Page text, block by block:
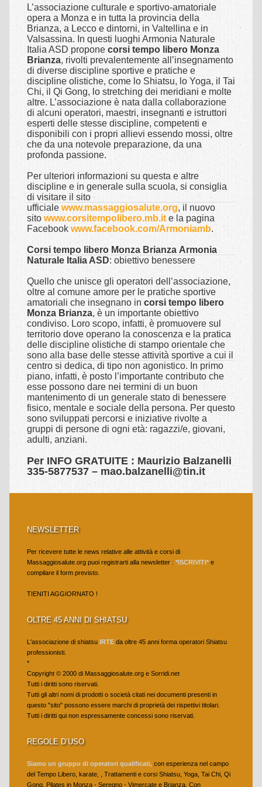
Sede scuola
Insegnanti shiatsu
Allievi Shiatsu
Intensivi Shiatsu
Oasi Shiatsu
Relax Shiatsu
SCUOLA
Perchè scegliere la scuola IRTE
Quale operatore formiamo
Insegnanti
Deontologia
Presentazioni shiatsu gratuite
Corsi shiatsu Base
Corso shiatsu amatoriale
Corso shiatsu profesionale
EVENTI
Shiatsu presentazioni gratuite
ESPERIENZE
Shiatsu & Diversamente Abili
Shiatsu & operatori sanitari
La seduta shiatsu di trattamento
Aziende – servizi – convenzioni – shiatsu
Trattamenti shiatsu a privati
DISCIPLINE
ARTI MARZIALI
Arti Marziali-Karate
L’associazione culturale e sportivo-amatoriale
opera a Monza e in tutta la provincia della
Brianza, a Lecco e dintorni, in Valtellina e in
Valsassina. In questi luoghi Armonia Naturale
Italia ASD propone corsi tempo libero Monza
Brianza, rivolti prevalentemente all’insegnamento
di diverse discipline sportive e pratiche e
discipline olistiche, come lo Shiatsu, lo Yoga, il Tai
Chi, il Qi Gong, lo stretching dei meridiani e molte
altre. L’associazione è nata dalla collaborazione
di alcuni operatori, maestri, insegnanti e istruttori
esperti delle stesse discipline, competenti e
disponibili con i propri allievi essendo mossi, oltre
che da una notevole preparazione, da una
profonda passione.
Per ulteriori informazioni su questa e altre
discipline e in generale sulla scuola, si consiglia
di visitare il sito
ufficiale www.massaggiosalute.org, il nuovo
sito www.corsitempolibero.mb.ite la pagina
Facebook www.facebook.com/Armoniamb.
Corsi tempo libero Monza Brianza Armonia
Naturale Italia ASD: obiettivo benessere
Quello che unisce gli operatori dell’associazione,
oltre al comune amore per le pratiche sportive
amatoriali che insegnano in corsi tempo libero
Monza Brianza, è un importante obiettivo
condiviso. Loro scopo, infatti, è promuovere sul
territorio dove operano la conoscenza e la pratica
delle discipline olistiche di stampo orientale che
sono alla base delle stesse attività sportive a cui il
centro si dedica, di tipo non agonistico. In primo
piano, infatti, è posto l’importante contributo che
esse possono dare nei termini di un buon
mantenimento di un generale stato di benessere
fisico, mentale e sociale della persona. Per questo
sono sviluppati percorsi e iniziative rivolte a
gruppi di persone di ogni età: ragazzi/e, giovani,
adulti, anziani.
Per INFO GRATUITE : Maurizio Balzanelli
335-5877537 – mao.balzanelli@tin.it
NEWSLETTER
Per ricevere tutte le news relative alle attività e corsi di
Massaggiosalute.org puoi registrarti alla newsletter : *ISCRIVITI*e
compilare il form previsto.
TIENITI AGGIORNATO !
OLTRE 45 ANNI DI SHIATSU
L'associazione di shiatsu IRTE da oltre 45 anni forma operatori Shiatsu
professionisti.
*
Copyright © 2000 di Massaggiosalute.org e Sorridi.net
Tutti i diritti sono riservati.
Tutti gli altri nomi di prodotti o società citati nei documenti presenti in
questo "sito" possono essere marchi di proprietà dei rispettivi titolari.
Tutti i diritti qui non espressamente concessi sono riservati.
REGOLE D’USO
Siamo un gruppo di operatori qualificati,con esperienza nel campo
del Tempo Libero, karate, , Trattamenti e corsi Shiatsu, Yoga, Tai Chi, Qi
Gong, Pilates in Monza - Seregno - Vimercate e Brianza. Con